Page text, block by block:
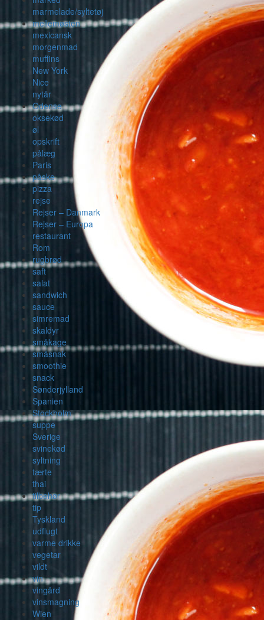
marmelade/syltetøj
mellemøsten
mexicansk
morgenmad
muffins
New York
Nice
nytår
Odense
oksekød
øl
opskrift
pålæg
Paris
påske
pizza
rejse
Rejser – Danmark
Rejser – Europa
restaurant
Rom
rugbrød
saft
salat
sandwich
sauce
simremad
skaldyr
småkage
småsnak
smoothie
snack
Sønderjylland
Spanien
Stockholm
suppe
Sverige
svinekød
syltning
tærte
thai
tilbehør
tip
Tyskland
udflugt
varme drikke
vegetar
vildt
vin
vingård
vinsmagning
Wien